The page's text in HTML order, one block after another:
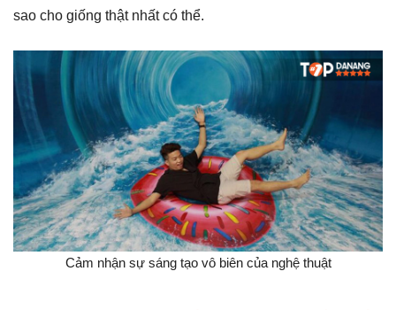
sao cho giống thật nhất có thể.
Cảm nhận sự sáng tạo vô biên của nghệ thuật